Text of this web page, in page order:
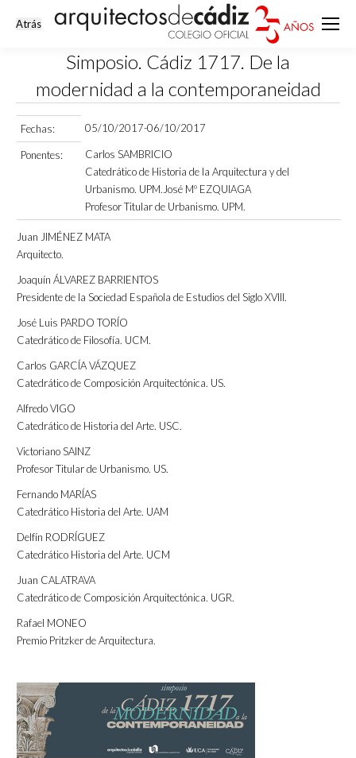
Simposio. Cádiz 1717. De la
modernidad a la contemporaneidad
Fechas:
05/10/2017-06/10/2017
Ponentes:
Carlos SAMBRICIO
Catedrático de Historia de la Arquitectura y del
Urbanismo. UPM.José Mº EZQUIAGA
Profesor Titular de Urbanismo. UPM.
Juan JIMÉNEZ MATA
Arquitecto.
Joaquín ÁLVAREZ BARRIENTOS
Presidente de la Sociedad Española de Estudios del Siglo XVIII.
José Luis PARDO TORÍO
Catedrático de Filosofía. UCM.
Carlos GARCÍA VÁZQUEZ
Catedrático de Composición Arquitectónica. US.
Alfredo VIGO
Catedrático de Historia del Arte. USC.
Victoriano SAINZ
Profesor Titular de Urbanismo. US.
Fernando MARÍAS
Catedrático Historia del Arte. UAM
Delfín RODRÍGUEZ
Catedrático Historia del Arte. UCM
Juan CALATRAVA
Catedrático de Composición Arquitectónica. UGR.
Rafael MONEO
Premio Pritzker de Arquitectura.